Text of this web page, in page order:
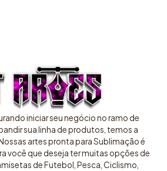
iniciar seu negócio no ramo de
sua linha de produtos, temos a
artes pronta para Sublimação é
você que deseja ter muitas opções de
de Futebol, Pesca, Ciclismo,